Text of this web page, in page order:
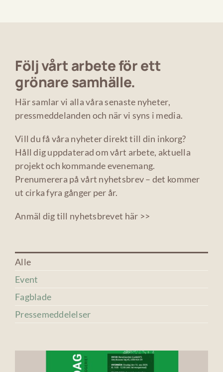
Följ vårt arbete för ett
grönare samhälle.
Här samlar vi alla våra senaste nyheter,
pressmeddelanden och när vi syns i media.
Vill du få våra nyheter direkt till din inkorg?
Håll dig uppdaterad om vårt arbete, aktuella
projekt och kommande evenemang.
Prenumerera på vårt nyhetsbrev – det kommer
ut cirka fyra gånger per år.
Anmäl dig till nyhetsbrevet här >>
Alle
Event
Fagblade
Pressemeddelelser